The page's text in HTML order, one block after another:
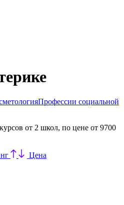
Профессии социальной
курсов от 2 школ, по цене от 9700
Цена